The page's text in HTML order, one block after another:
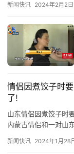
新闻快讯 2024年2月2日
情侣因煮饺子时
了!
山东情侣因煮饺子时
内蒙古情侣和一对山
角…
新闻快讯 2024年1月28